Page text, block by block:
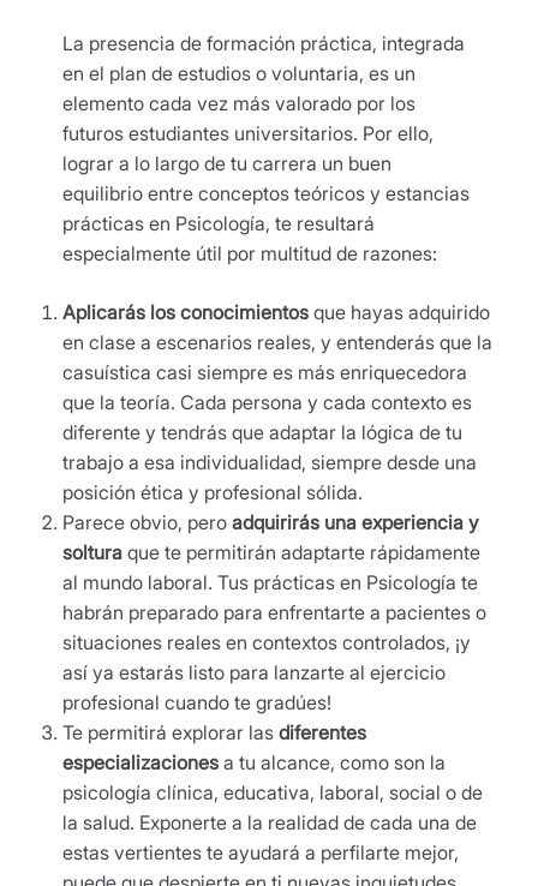
La presencia de formación práctica, integrada
en el plan de estudios o voluntaria, es un
elemento cada vez más valorado por los
futuros estudiantes universitarios. Por ello,
lograr a lo largo de tu carrera un buen
equilibrio entre conceptos teóricos y estancias
prácticas en Psicología, te resultará
especialmente útil por multitud de razones:
Aplicarás los conocimientos que hayas adquirido
en clase a escenarios reales, y entenderás que la
casuística casi siempre es más enriquecedora
que la teoría. Cada persona y cada contexto es
diferente y tendrás que adaptar la lógica de tu
trabajo a esa individualidad, siempre desde una
posición ética y profesional sólida.
Parece obvio, pero adquirirás una experiencia y
soltura que te permitirán adaptarte rápidamente
al mundo laboral. Tus prácticas en Psicología te
habrán preparado para enfrentarte a pacientes o
situaciones reales en contextos controlados, ¡y
así ya estarás listo para lanzarte al ejercicio
profesional cuando te gradúes!
Te permitirá explorar las diferentes
especializaciones a tu alcance, como son la
psicología clínica, educativa, laboral, social o de
la salud. Exponerte a la realidad de cada una de
estas vertientes te ayudará a perfilarte mejor,